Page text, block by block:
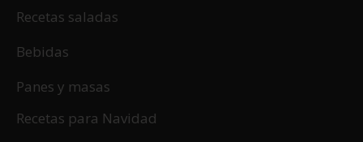
Recetas saladas
Bebidas
Panes y masas
Recetas para Navidad